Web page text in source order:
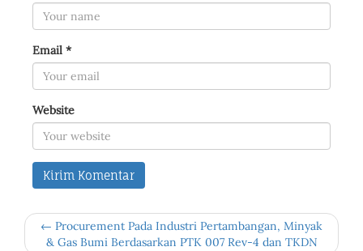
Email *
Website
← Procurement Pada Industri Pertambangan, Minyak
& Gas Bumi Berdasarkan PTK 007 Rev-4 dan TKDN